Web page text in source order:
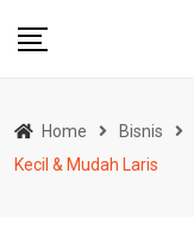
Home Bisnis
Kecil & Mudah Laris